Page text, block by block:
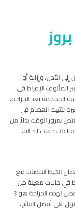
الأذن، وإزالة أو
المألوف الإفراط في
الجمجمة بعد الجراحة،
لتثبيت العظام في
بمرور الوقت بدلاً من
ساعات حسب الحالة.
الخيط المصاب مع
في حالات معينة من
بروز عظام الجمجمة أو تعظم الدروز الباكر، العمر المفضل لهذه الجراحة هو 3